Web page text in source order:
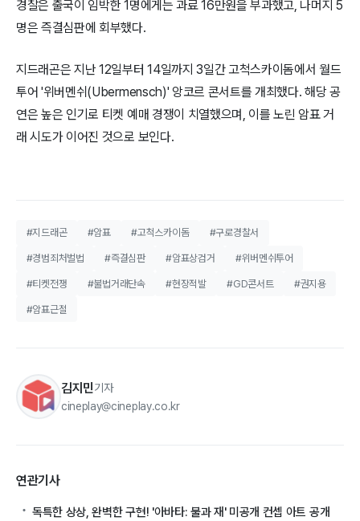
경찰은 출국이 임박한 1명에게는 과료 16만원을 부과했고, 나머지 5
명은 즉결심판에 회부했다.
지드래곤은 지난 12일부터 14일까지 3일간 고척스카이돔에서 월드
투어 '위버멘쉬(Ubermensch)' 앙코르 콘서트를 개최했다. 해당 공
연은 높은 인기로 티켓 예매 경쟁이 치열했으며, 이를 노린 암표 거
래 시도가 이어진 것으로 보인다.
#지드래곤 #암표 #고척스카이돔 #구로경찰서
#경범죄처벌법 #즉결심판 #암표상검거 #위버멘쉬투어
#티켓전쟁 #불법거래단속 #현장적발 #GD콘서트 #권지용
#암표근절
김지민기자
cineplay@cineplay.co.kr
연관기사
독특한 상상, 완벽한 구현! '아바타: 불과 재' 미공개 컨셉 아트 공개